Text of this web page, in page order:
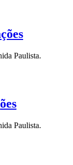
Paulista.
Paulista.